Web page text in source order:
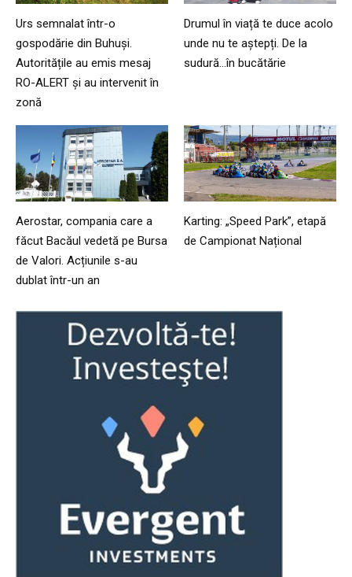
Urs semnalat într-o
gospodărie din Buhuși.
Autoritățile au emis mesaj
RO-ALERT și au intervenit în
zonă
Drumul în viață te duce acolo
unde nu te aștepți. De la
sudură…în bucătărie
Aerostar, compania care a
făcut Bacăul vedetă pe Bursa
de Valori. Acțiunile s-au
dublat într-un an
Karting: „Speed Park”, etapă
de Campionat Național